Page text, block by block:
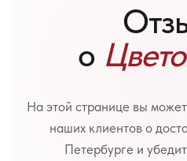
о
На этой странице вы
наших клиентов о
Петербурге и